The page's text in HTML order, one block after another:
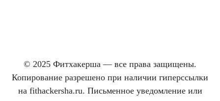
© 2025 Фитхакерша — все права защищены.
Копирование разрешено при наличии гиперссылки
на fithackersha.ru. Письменное уведомление или